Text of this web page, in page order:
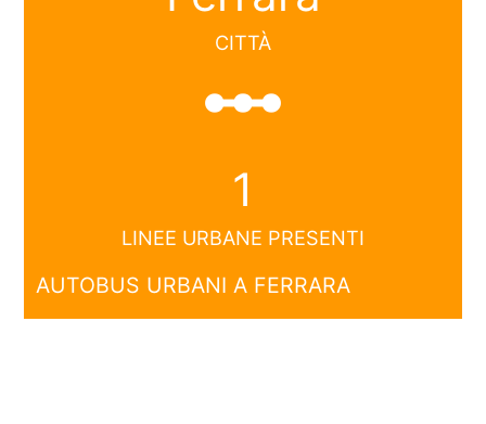
CITTÀ
linear_scale
1
LINEE URBANE PRESENTI
AUTOBUS URBANI A FERRARA